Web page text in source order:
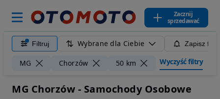
Zacznij
sprzedawać
Filtruj Wybrane dla Ciebie Zapisz
MG Chorzów 50 km Wyczyść filtry
MG Chorzów - Samochody Osobowe